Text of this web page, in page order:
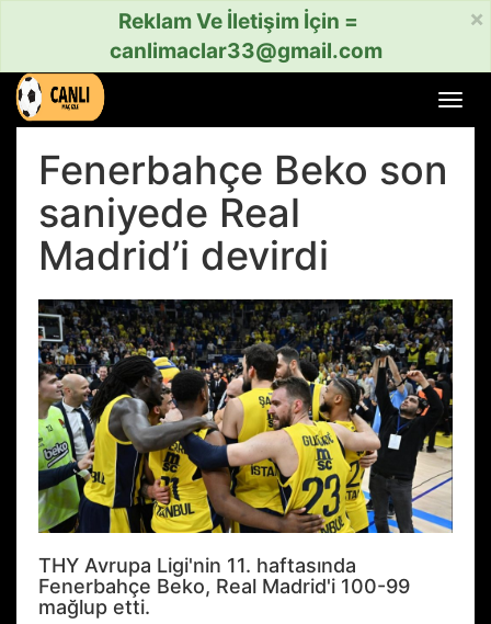
×
Reklam Ve İletişim İçin =
canlimaclar33@gmail.com
aç
Fenerbahçe Beko son
saniyede Real
Madrid’i devirdi
THY Avrupa Ligi'nin 11. haftasında
Fenerbahçe Beko, Real Madrid'i 100-99
mağlup etti.